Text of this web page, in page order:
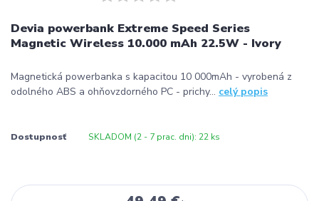
Devia powerbank Extreme Speed Series
Magnetic Wireless 10.000 mAh 22.5W - Ivory
Magnetická powerbanka s kapacitou 10 000mAh - vyrobená z
odolného ABS a ohňovzdorného PC - prichy... celý popis
Dostupnosť SKLADOM (2 - 7 prac. dni): 22 ks